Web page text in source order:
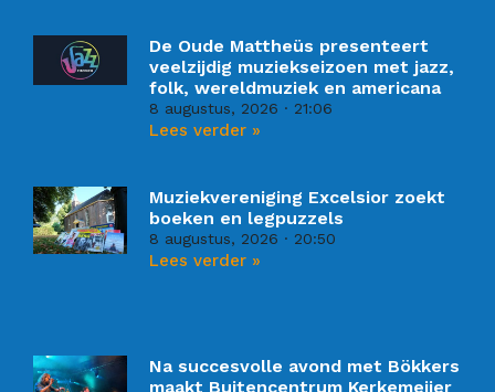
De Oude Mattheüs presenteert
veelzijdig muziekseizoen met jazz,
folk, wereldmuziek en americana
8 augustus, 2026 21:06
Lees verder »
Muziekvereniging Excelsior zoekt
boeken en legpuzzels
8 augustus, 2026 20:50
Lees verder »
Na succesvolle avond met Bökkers
maakt Buitencentrum Kerkemeijer